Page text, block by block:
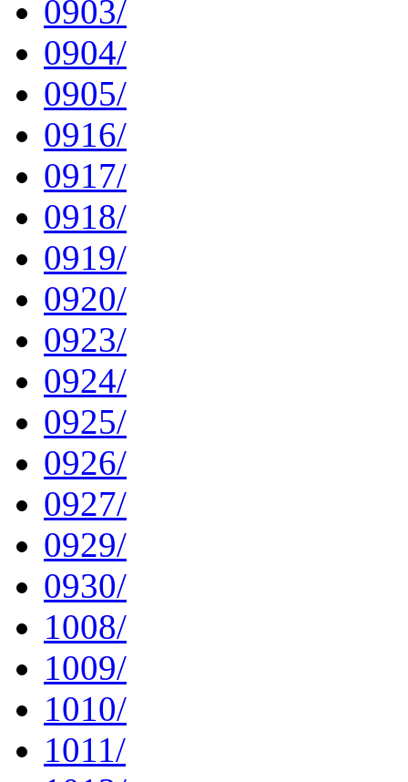
0903/
0904/
0905/
0916/
0917/
0918/
0919/
0920/
0923/
0924/
0925/
0926/
0927/
0929/
0930/
1008/
1009/
1010/
1011/